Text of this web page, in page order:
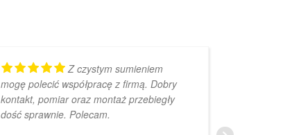
Z czystym sumieniem
mogę polecić współpracę z firmą. Dobry
kontakt, pomiar oraz montaż przebiegły
dość sprawnie. Polecam.